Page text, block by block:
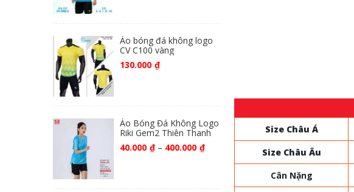
Size Châu Á
Size Châu Âu
Cân Nặng
Áo bóng đá không logo
CV C100 vàng
130.000 ₫
Áo Bóng Đá Không Logo
Riki Gem2 Thiên Thanh
40.000 ₫ – 400.000 ₫